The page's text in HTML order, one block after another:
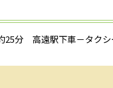
分 高遠駅下車－タクシ